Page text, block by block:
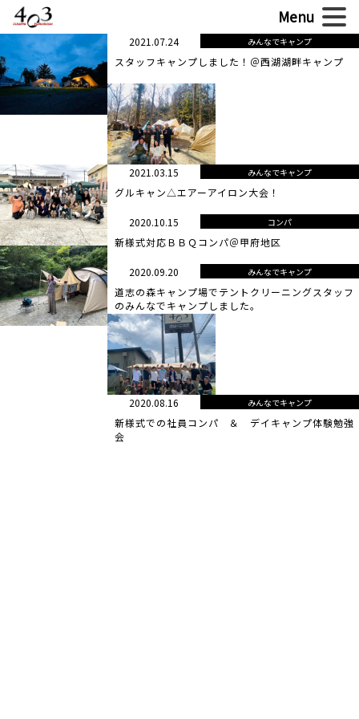
2021.07.24 みんなでキャンプ
スタッフキャンプしました！＠西湖湖畔キャンプ
2021.03.15 みんなでキャンプ
グルキャン△エアーアイロン大会！
2020.10.15 コンパ
新様式対応ＢＢＱコンパ＠甲府地区
2020.09.20 みんなでキャンプ
道志の森キャンプ場でテントクリーニングスタッフ
のみんなでキャンプしました。
2020.08.16 みんなでキャンプ
新様式での社員コンパ ＆ デイキャンプ体験勉強
会